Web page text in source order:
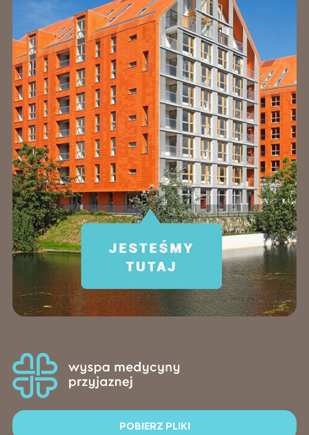
POBIERZ PLIKI